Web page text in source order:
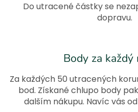
Do utracené částky se
dopravu.
Body za každý
Za každých 50 utracených
bod. Získané chlupo body
dalším nákupu. Navíc vás